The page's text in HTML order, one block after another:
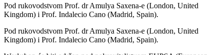
Pod rukovodstvom Prof. dr Amulya Saxena-e (London, United
Kingdom) i Prof. Indalecio Cano (Madrid, Spain).
Pod rukovodstvom Prof. dr Amulya Saxena-e (London, United
Kingdom) i Prof. Indalecio Cano (Madrid, Spain).